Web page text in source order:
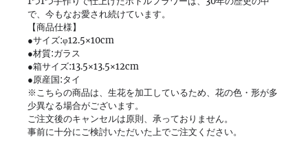
で、今もなお愛され続けています。
【商品仕様】
●サイズ:φ12.5×10cm
●材質:ガラス
●箱サイズ:13.5×13.5×12cm
●原産国:タイ
※こちらの商品は、生花を加工しているため、花の色・形が多
少異なる場合がございます。
ご注文後のキャンセルは原則、承っておりません。
事前に十分にご検討いただいた上でご注文ください。